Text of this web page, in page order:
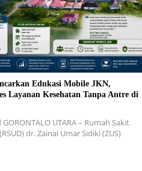
Edukasi Mobile JKN,
Layanan Kesehatan Tanpa Antre di
UTARA – Rumah Sakit
dr. Zainal Umar Sidiki (ZUS)